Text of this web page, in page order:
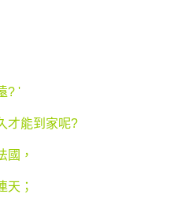
? '
才能到家呢?
國，
天；